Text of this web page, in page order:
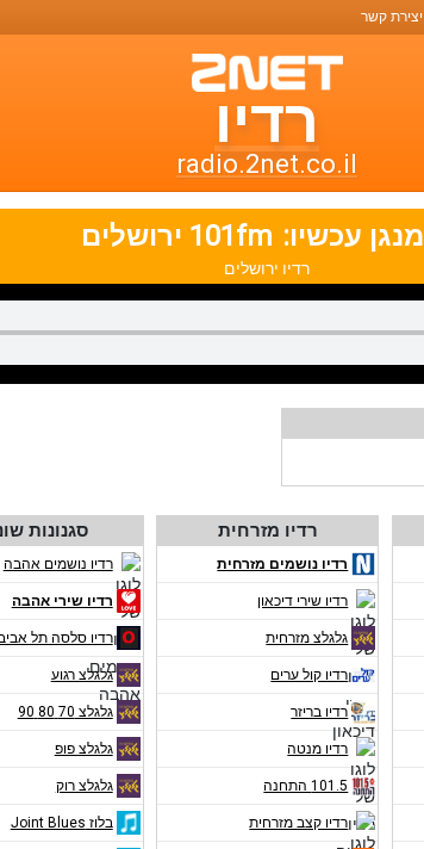
יצירת קשר
רדיו
טו-נט
רדיו
radio.2net.co.il
תחנות
רדיו
ואתרי
מוזיקה
מנגן עכשיו: 101fm ירושלים
רדיו ירושלים
רדיו מזרחית
רדיו נושמים מזרחית
רדיו שירי דיכאון
גלגלצ מזרחית
רדיו קול ערים
רדיו בריזר
רדיו מנטה
101.5 התחנה
רדיו קצב מזרחית
סגנונות
רדיו נושמים אהבה
רדיו שירי אהבה
רדיו סלסה תל
גלגלצ רגוע
גלגלצ 70 80 90
גלגלצ פופ
גלגלצ רוק
בלוז Joint Blues